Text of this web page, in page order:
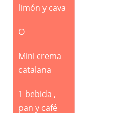
limón y cava
O
Mini crema
catalana
1 bebida ,
pan y café